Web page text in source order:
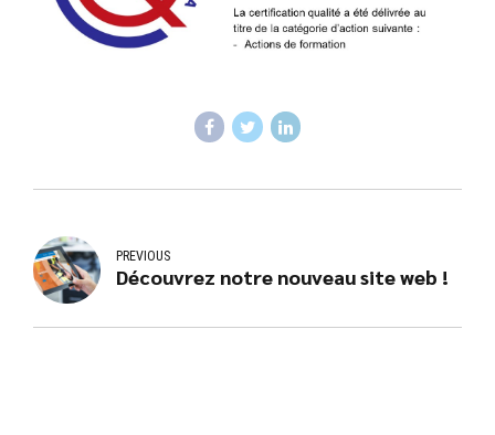
PREVIOUS
Découvrez notre nouveau site web !